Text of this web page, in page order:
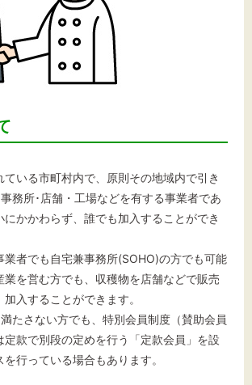
いる市町村内で、原則その地域内で引き
務所･店舗・工場などを有する事業者であ
かかわらず、誰でも加入することができ
業者でも自宅兼事務所(SOHO)の方でも可能
業を営む方でも、収穫物を店舗などで販売
入することができます。
たさない方でも、特別会員制度（賛助会員
定款で別段の定めを行う「定款会員」を設
行っている場合もあります。